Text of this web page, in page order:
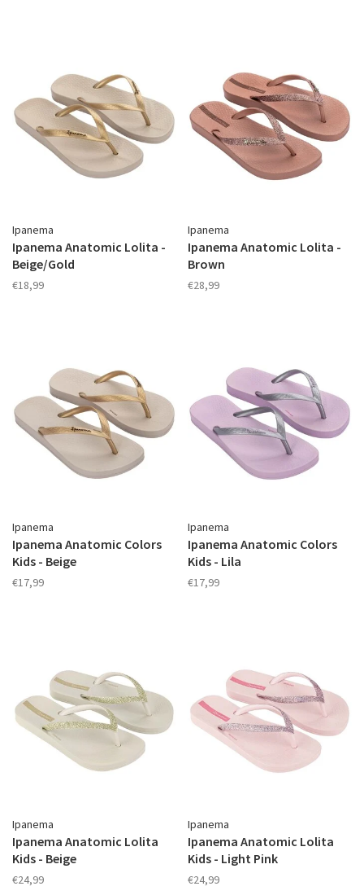
Ipanema
Ipanema Anatomic Lolita -
Beige/Gold
€18,99
Ipanema
Ipanema Anatomic Lolita -
Brown
€28,99
Ipanema
Ipanema Anatomic Colors
Kids - Beige
€17,99
Ipanema
Ipanema Anatomic Colors
Kids - Lila
€17,99
Ipanema
Ipanema Anatomic Lolita
Kids - Beige
€24,99
Ipanema
Ipanema Anatomic Lolita
Kids - Light Pink
€24,99